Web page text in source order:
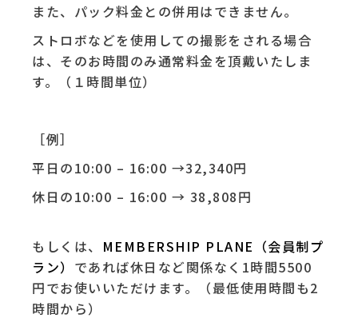
また、パック料金との併用はできません。
ストロボなどを使用しての撮影をされる場合
は、そのお時間のみ通常料金を頂戴いたしま
す。（１時間単位）
［例］
平日の10:00 – 16:00 →32,340円
休日の10:00 – 16:00 → 38,808円
もしくは、 MEMBERSHIP PLANE（会員制プ
ラン） であれば休日など関係なく1時間5500
円でお使いいただけます。（最低使用時間も2
時間から）